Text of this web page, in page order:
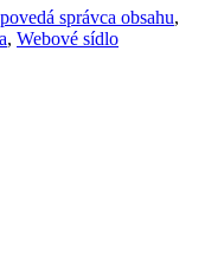
správca obsahu,
, Webové sídlo